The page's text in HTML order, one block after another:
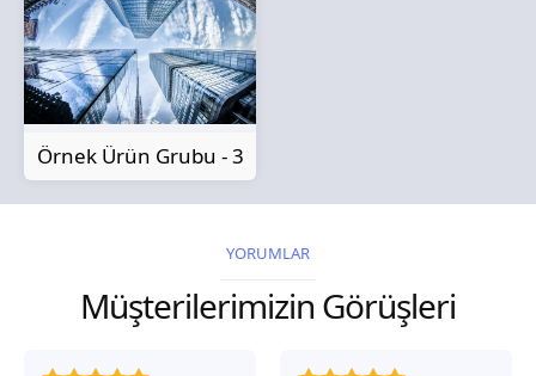
Örnek Ürün Grubu - 3
YORUMLAR
Müşterilerimizin Görüşleri